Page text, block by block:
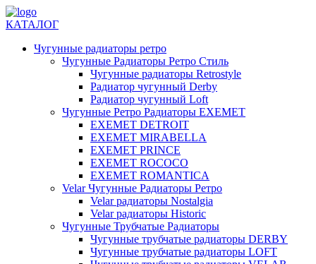
КАТАЛОГ
Чугунные радиаторы ретро
Чугунные Радиаторы Ретро Стиль
Чугунные радиаторы Retrostyle
Радиатор чугунный Derby
Радиатор чугунный Loft
Чугунные Ретро Радиаторы EXEMET
EXEMET DETROIT
EXEMET MIRABELLA
EXEMET PRINCE
EXEMET ROCOCO
EXEMET ROMANTICA
Velar Чугунные Радиаторы Ретро
Velar радиаторы Nostalgia
Velar радиаторы Historic
Чугунные Трубчатые Радиаторы
Чугунные трубчатые радиаторы DERBY
Чугунные трубчатые радиаторы LOFT